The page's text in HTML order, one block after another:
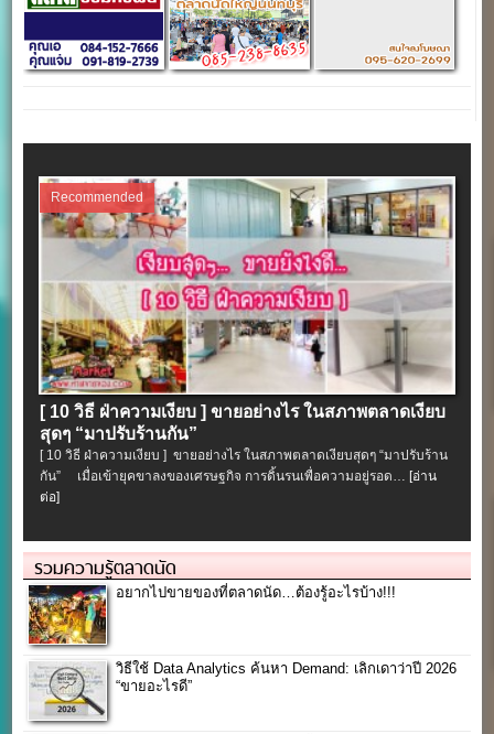
Recommended
[ 10 วิธี ฝ่าความเงียบ ] ขายอย่างไร ในสภาพตลาดเงียบ
สุดๆ “มาปรับร้านกัน”
[ 10 วิธี ฝ่าความเงียบ ] ขายอย่างไร ในสภาพตลาดเงียบสุดๆ “มาปรับร้าน
กัน” เมื่อเข้ายุคขาลงของเศรษฐกิจ การดิ้นรนเพื่อความอยู่รอด…[อ่าน
ต่อ]
รวมความรู้ตลาดนัด
อยากไปขายของที่ตลาดนัด…ต้องรู้อะไรบ้าง!!!
วิธีใช้ Data Analytics ค้นหา Demand: เลิกเดาว่าปี 2026
“ขายอะไรดี”